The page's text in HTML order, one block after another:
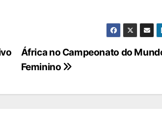
África no Campeonato do
Feminino